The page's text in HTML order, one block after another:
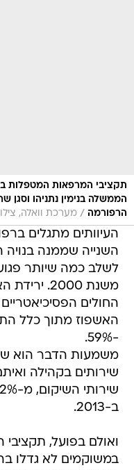
תקציבי המרפאות המטפלות
הממשלה בנימין נתניהו
הרפורמה / מערכת וואלה,
העיוותים מתגלים
השנייה שממנה
לשלב כמה שיותר
משנת 2000.
החולים
-59%.
משמעות הדבר הוא
שירותים בקהילה
ב-2013.
ואולם בפועל,
במשוקמים לא גדלו